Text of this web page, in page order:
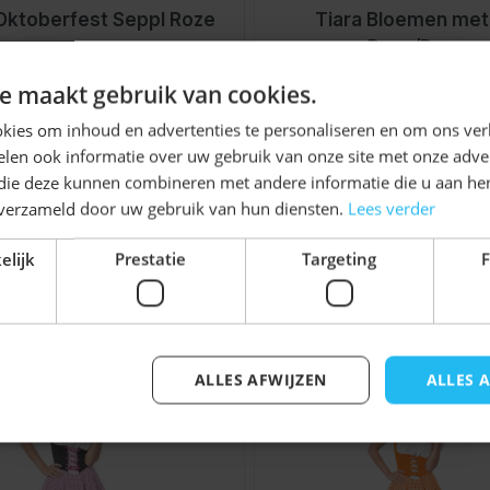
Seppl Roze
Niet op voorraad
Tiara Bloemen
Roze/Paars
iets voor u zijn!
maakt gebruik van cookies.
om inhoud en advertenties te personaliseren en om ons
ook informatie over uw gebruik van onze site met onze
deze kunnen combineren met andere informatie die u aan
door uw gebruik van hun diensten. Lees verder
Prestatie Targeting
ALLES
ALLES AFWIJZEN
Ontvang5%
KORTING!
Schrijf je nu in voor de nieuwsbrief en ontvang toegang
tot exclusieve kortingen!
Voor- en achternaam
Inschrijven